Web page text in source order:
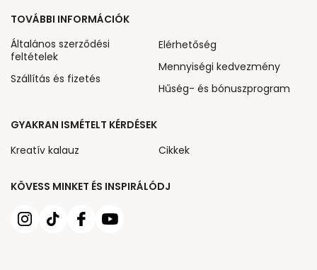
KÖVESS MINKET ÉS INSPIRÁLÓDJ
TOVÁBBI INFORMÁCIÓK
Általános szerződési
feltételek
Szállítás és fizetés
Elérhetőség
Mennyiségi kedvezmény
Hűség- és bónuszprogram
GYAKRAN ISMÉTELT KÉRDÉSEK
Kreatív kalauz
Cikkek